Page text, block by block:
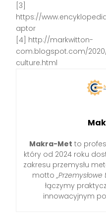
[3]
https://
aptor
[4] http://markwitton-
com.blogspot.com/
culture.html
Makra-Met to
który od 2024 roku
zakresu przemysłu
motto
łączymy
innowacyjnym